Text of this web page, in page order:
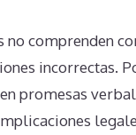
comprenden
incorrectas.
promesas